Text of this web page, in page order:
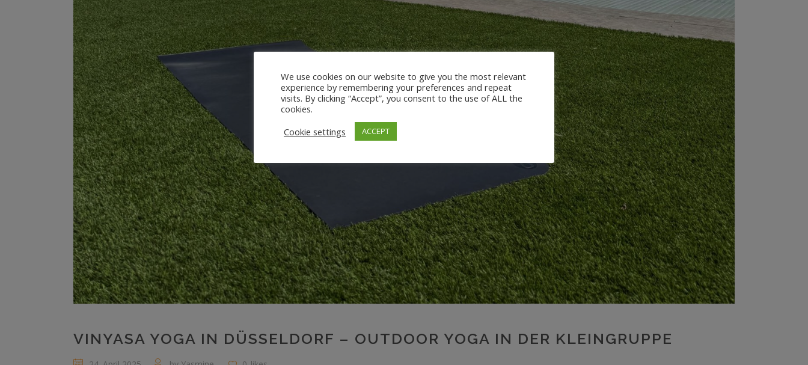
VINYASA YOGA IN DÜSSELDORF – OUTDOOR YOGA IN DER KLEINGRUPPE
We use cookies on our website to give you the most relevant
experience by remembering your preferences and repeat
visits. By clicking “Accept”, you consent to the use of ALL the
cookies.
Cookie settings
ACCEPT